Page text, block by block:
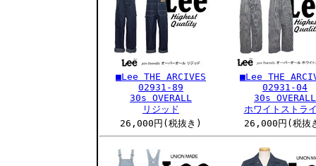
■Lee THE ARCIVES
02931-89
30s OVERALL
リジッド
■Lee THE
02931-04
30s OVERALL
ホワイトストラ
26,000円(税抜き)
26,000円(税抜